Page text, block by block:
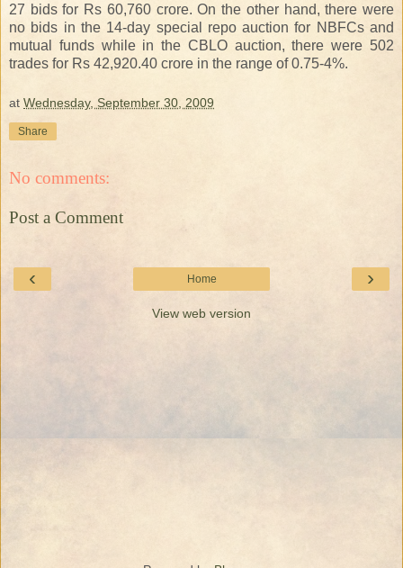
27 bids for Rs 60,760 crore. On the other hand, there were
no bids in the 14-day special repo auction for NBFCs and
mutual funds while in the CBLO auction, there were 502
trades for Rs 42,920.40 crore in the range of 0.75-4%.
at Wednesday, September 30, 2009
Share
No comments:
Post a Comment
‹ ›
Home
View web version